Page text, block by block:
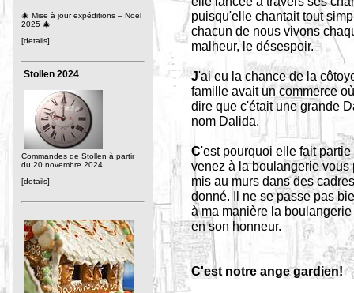
🎄 Mise à jour expéditions – Noël
2025 🎄
[details]
Stollen 2024
Commandes de Stollen à partir
du 20 novembre 2024
[details]
puisqu'elle chantait tout
chacun de nous vivons
malheur, le désespoir.
J'ai eu la chance de la
famille avait un commerce
dire que c'était une grande
nom Dalida.
C'est pourquoi elle fait
venez à la boulangerie vous
mis au murs dans des
donné. Il ne se passe pas
à ma manière la
en son honneur.
C'est notre ange gardien!